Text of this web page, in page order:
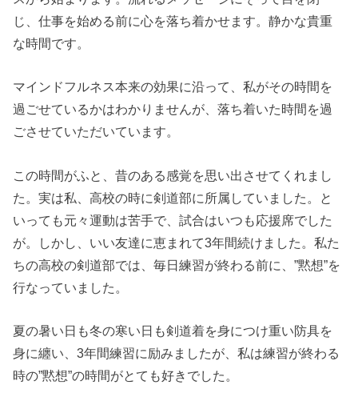
じ、仕事を始める前に心を落ち着かせます。静かな貴重
な時間です。
マインドフルネス本来の効果に沿って、私がその時間を
過ごせているかはわかりませんが、落ち着いた時間を過
ごさせていただいています。
この時間がふと、昔のある感覚を思い出させてくれまし
た。実は私、高校の時に剣道部に所属していました。と
いっても元々運動は苦手で、試合はいつも応援席でした
が。しかし、いい友達に恵まれて3年間続けました。私た
ちの高校の剣道部では、毎日練習が終わる前に、”黙想”を
行なっていました。
夏の暑い日も冬の寒い日も剣道着を身につけ重い防具を
身に纏い、3年間練習に励みましたが、私は練習が終わる
時の”黙想”の時間がとても好きでした。